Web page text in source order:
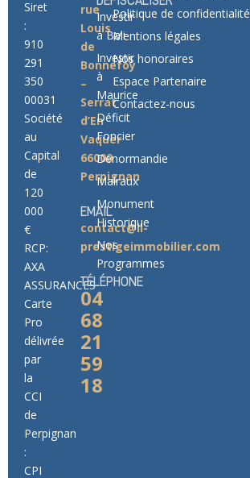
Siret
:
910
291
350
00031
Société
au
Capital
de
120
000
€
RCP:
AXA
ASSURANCES
Carte
Pro
délivrée
par
la
CCI
de
Perpignan
:
CPI
rue
Louis
de
Bonnefoy
–
Serrat
d’En
Vaquer
66000
Perpignan
EMAIL
contact@ll-
prestigeimmobilier.com
TÉLÉPHONE
04
68
21
59
18
Investir
à Bali
Investir
à
Maurice
Déficit
Foncier
Denormandie
Malraux
Monument
Historique
Nos
Programmes
Politique de confidentialité
Mentions légales
Nos honoraires
Espace Partenaire
Contactez-nous